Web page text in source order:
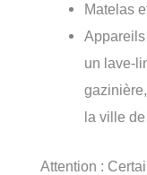
Matelas
un lave-
la ville
Attention :